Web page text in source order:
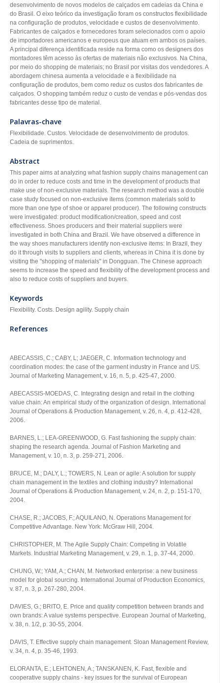
desenvolvimento de novos modelos de calçados em cadeias da China e
do Brasil. O eixo teórico da investigação foram os constructos flexibilidade
na configuração de produtos, velocidade e custos de desenvolvimento.
Fabricantes de calçados e fornecedores foram selecionados com o apoio
de importadores americanos e europeus que atuam em ambos os países.
A principal diferença identificada reside na forma como os designers dos
montadores têm acesso às ofertas de materiais não exclusivos. Na China,
por meio do shopping de materiais; no Brasil por visitas dos vendedores. A
abordagem chinesa aumenta a velocidade e a flexibilidade na
configuração de produtos, bem como reduz os custos dos fabricantes de
calçados. O shopping também reduz o custo de vendas e pós-vendas dos
fabricantes desse tipo de material.
Palavras-chave
Flexibilidade. Custos. Velocidade de desenvolvimento de produtos.
Cadeia de suprimentos.
Abstract
This paper aims at analyzing what fashion supply chains management can
do in order to reduce costs and time in the development of products that
make use of non-exclusive materials. The research method was a double
case study focused on non-exclusive items (common materials sold to
more than one type of shoe or apparel producer). The following constructs
were investigated: product modification/creation, speed and cost
effectiveness. Shoes producers and their material suppliers were
investigated in both China and Brazil. We have observed a difference in
the way shoes manufacturers identify non-exclusive items: In Brazil, they
do it through visits to suppliers and clients, whereas in China it is done by
visiting the "shopping of materials" in Dongguan. The Chinese approach
seems to increase the speed and flexibility of the development process and
also to reduce costs of suppliers and buyers.
Keywords
Flexibility. Costs. Design agility. Supply chain
References
ABECASSIS, C.; CABY, L; JAEGER, C. Information technology and
coordination modes: the case of the garment industry in France and US.
Journal of Marketing Management, v. 16, n. 5, p. 425-47, 2000.
ABECASSIS-MOEDAS, C. Integrating design and retail in the clothing
value chain: An empirical study of the organization of design. International
Journal of Operations & Production Management, v. 26, n. 4, p. 412-428,
2006.
BARNES, L.; LEA-GREENWOOD, G. Fast fashioning the supply chain:
shaping the research agenda. Journal of Fashion Marketing and
Management, v. 10, n. 3, p. 259-271, 2006.
BRUCE, M.; DALY, L.; TOWERS, N. Lean or agile: A solution for supply
chain management in the textiles and clothing industry? International
Journal of Operations & Production Management, v. 24, n. 2, p. 151-170,
2004.
CHASE, R.; JACOBS, F.; AQUILANO, N. Operations Management for
Competitive Advantage. New York: McGraw Hill, 2004.
CHRISTOPHER, M. The Agile Supply Chain: Competing in Volatile
Markets. Industrial Marketing Management, v. 29, n. 1, p. 37-44, 2000.
CHUNG, W.; YAM, A.; CHAN, M. Networked enterprise: a new business
model for global sourcing. International Journal of Production Economics,
v. 87, n. 3, p. 267-280, 2004.
DAVIES, G.; BRITO, E. Price and quality competition between brands and
own brands: A value systems perspective. European Journal of Marketing,
v. 38, n. 1/2, p. 30-55, 2004.
DAVIS, T. Effective supply chain management. Sloan Management Review,
v. 34, n. 4, p. 35-46, 1993.
ELORANTA, E.; LEHTONEN, A.; TANSKANEN, K. Fast, flexible and
cooperative supply chains - key issues for the survival of European